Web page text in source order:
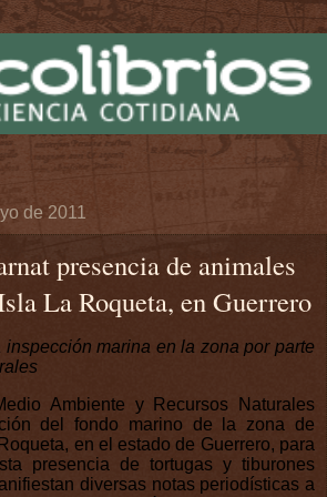
de 2011
presencia de animales
La Roqueta, en Guerrero
marina en la zona por parte
Ambiente y Recursos Naturales
del fondo marino de la zona de
en el estado de Guerrero, para
presencia de tortugas y tiburones
diversas notas periodísticas a